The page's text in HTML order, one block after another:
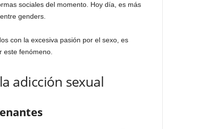
sociales del momento. Hoy día, es más
genders.
con la excesiva pasión por el sexo, es
este fenómeno.
adicción sexual